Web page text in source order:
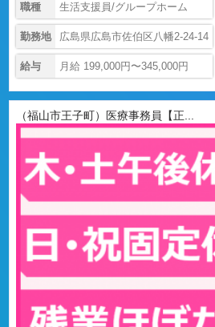
職種 生活支援員/グループホーム
勤務地 広島県広島市佐伯区八幡2-24-14
給与 月給 199,000円〜345,000円
（福山市王子町）医療事務員【正...